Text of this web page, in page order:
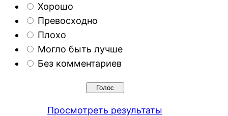
Хорошо
Превосходно
Плохо
Могло быть лучше
Без комментариев
Просмотреть результаты